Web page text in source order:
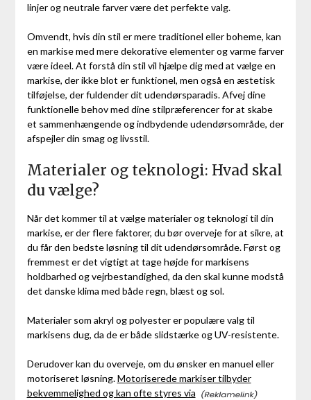
linjer og neutrale farver være det perfekte valg.
Omvendt, hvis din stil er mere traditionel eller boheme, kan
en markise med mere dekorative elementer og varme farver
være ideel. At forstå din stil vil hjælpe dig med at vælge en
markise, der ikke blot er funktionel, men også en æstetisk
tilføjelse, der fuldender dit udendørsparadis. Afvej dine
funktionelle behov med dine stilpræferencer for at skabe
et sammenhængende og indbydende udendørsområde, der
afspejler din smag og livsstil.
Materialer og teknologi: Hvad skal
du vælge?
Når det kommer til at vælge materialer og teknologi til din
markise, er der flere faktorer, du bør overveje for at sikre, at
du får den bedste løsning til dit udendørsområde. Først og
fremmest er det vigtigt at tage højde for markisens
holdbarhed og vejrbestandighed, da den skal kunne modstå
det danske klima med både regn, blæst og sol.
Materialer som akryl og polyester er populære valg til
markisens dug, da de er både slidstærke og UV-resistente.
Derudover kan du overveje, om du ønsker en manuel eller
motoriseret løsning.Motoriserede markiser tilbyder
bekvemmelighed og kan ofte styres via